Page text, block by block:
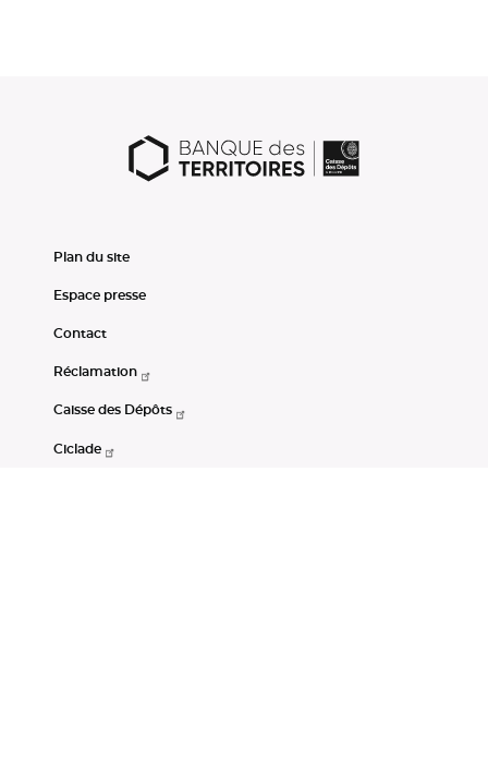
Plan du site
Espace presse
Contact
Réclamation
Caisse des Dépôts
Ciclade